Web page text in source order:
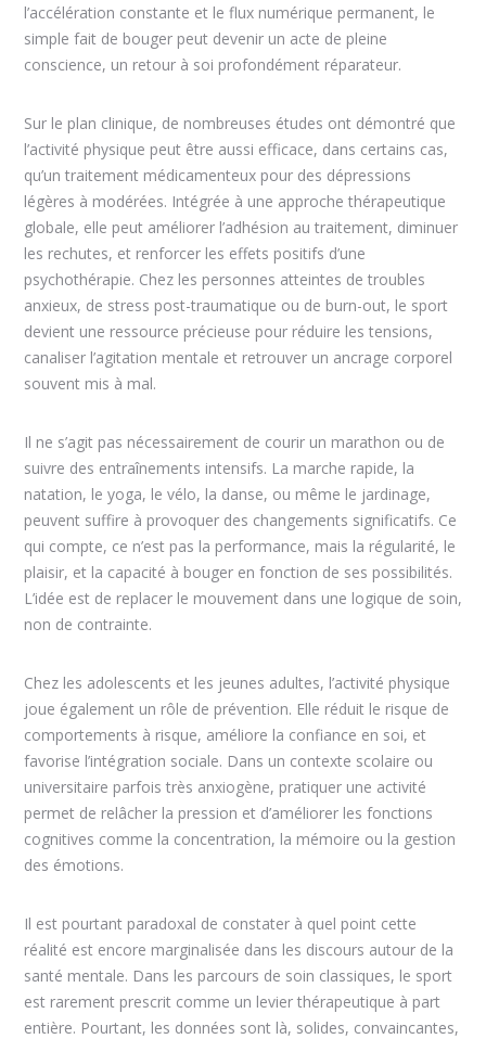
l’accélération constante et le flux numérique permanent, le
simple fait de bouger peut devenir un acte de pleine
conscience, un retour à soi profondément réparateur.
Sur le plan clinique, de nombreuses études ont démontré que
l’activité physique peut être aussi efficace, dans certains cas,
qu’un traitement médicamenteux pour des dépressions
légères à modérées. Intégrée à une approche thérapeutique
globale, elle peut améliorer l’adhésion au traitement, diminuer
les rechutes, et renforcer les effets positifs d’une
psychothérapie. Chez les personnes atteintes de troubles
anxieux, de stress post-traumatique ou de burn-out, le sport
devient une ressource précieuse pour réduire les tensions,
canaliser l’agitation mentale et retrouver un ancrage corporel
souvent mis à mal.
Il ne s’agit pas nécessairement de courir un marathon ou de
suivre des entraînements intensifs. La marche rapide, la
natation, le yoga, le vélo, la danse, ou même le jardinage,
peuvent suffire à provoquer des changements significatifs. Ce
qui compte, ce n’est pas la performance, mais la régularité, le
plaisir, et la capacité à bouger en fonction de ses possibilités.
L’idée est de replacer le mouvement dans une logique de soin,
non de contrainte.
Chez les adolescents et les jeunes adultes, l’activité physique
joue également un rôle de prévention. Elle réduit le risque de
comportements à risque, améliore la confiance en soi, et
favorise l’intégration sociale. Dans un contexte scolaire ou
universitaire parfois très anxiogène, pratiquer une activité
permet de relâcher la pression et d’améliorer les fonctions
cognitives comme la concentration, la mémoire ou la gestion
des émotions.
Il est pourtant paradoxal de constater à quel point cette
réalité est encore marginalisée dans les discours autour de la
santé mentale. Dans les parcours de soin classiques, le sport
est rarement prescrit comme un levier thérapeutique à part
entière. Pourtant, les données sont là, solides, convaincantes,